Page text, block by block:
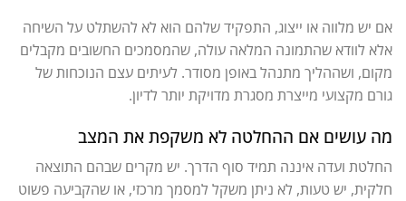
אם יש מלווה או ייצוג, התפקיד שלהם הוא לא להשתלט על השיחה
אלא לוודא שהתמונה המלאה עולה, שהמסמכים החשובים מקבלים
מקום, ושההליך מתנהל באופן מסודר. לעיתים עצם הנוכחות של
גורם מקצועי מייצרת מסגרת מדויקת יותר לדיון.
מה עושים אם ההחלטה לא משקפת את המצב
החלטת ועדה איננה תמיד סוף הדרך. יש מקרים שבהם התוצאה
חלקית, יש טעות, לא ניתן משקל למסמך מרכזי, או שהקביעה פשוט